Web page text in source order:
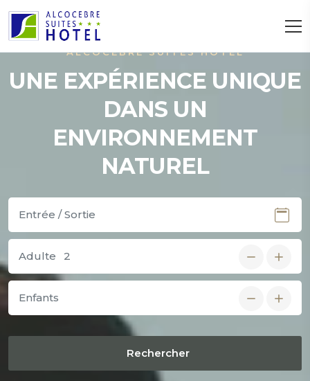
ALCOCEBRE SUITES HOTEL
UNE EXPÉRIENCE UNIQUE
DANS UN
ENVIRONNEMENT
NATUREL
Adulte
Enfants